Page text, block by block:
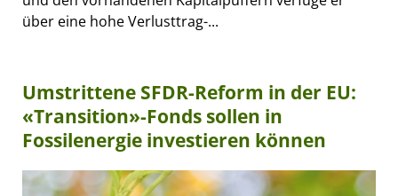
über eine hohe Verlusttrag-...
Umstrittene SFDR-Reform in der EU:
«Transition»-Fonds sollen in
Fossilenergie investieren können